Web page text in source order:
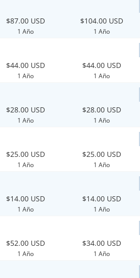
$87.00 USD
1 Año
$104.00 USD
1 Año
$44.00 USD
1 Año
$44.00 USD
1 Año
$28.00 USD
1 Año
$28.00 USD
1 Año
$25.00 USD
1 Año
$25.00 USD
1 Año
$14.00 USD
1 Año
$14.00 USD
1 Año
$52.00 USD
1 Año
$34.00 USD
1 Año